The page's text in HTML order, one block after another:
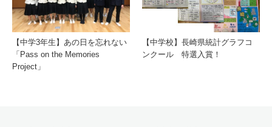
【中学3年生】あの日を忘れない
「Pass on the Memories
Project」
【中学校】長崎県統計グラフコ
ンクール 特選入賞！